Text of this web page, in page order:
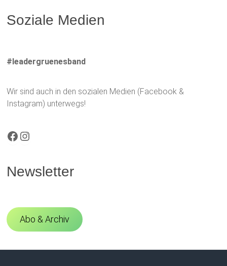
Soziale Medien
#leadergruenesband
Wir sind auch in den sozialen Medien (Facebook &
Instagram) unterwegs!
Facebook
Instagram
Newsletter
Abo & Archiv